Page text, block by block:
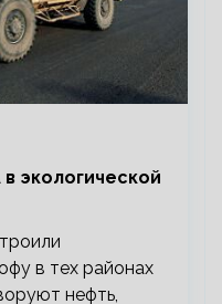
экологической
в тех районах
нефть,